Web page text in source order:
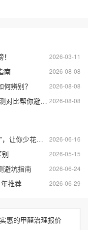
2026-03-11
2026-08-08
南
2026-08-08
辨别？
2026-08-08
你避开差商家
2026-06-16
花冤枉钱！
2026-05-15
2026-06-24
避坑指南
2026-06-29
推荐
实惠的甲醛治理报价